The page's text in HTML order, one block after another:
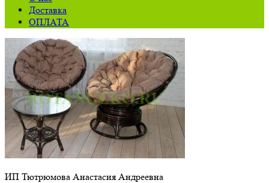
Доставка
ОПЛАТА
ИП Тютрюмова Анастасия Андреевна